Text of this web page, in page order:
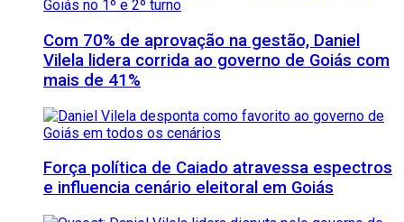
Com 70% de aprovação na gestão, Daniel
Vilela lidera corrida ao governo de Goiás com
mais de 41%
Força política de Caiado atravessa espectros
e influencia cenário eleitoral em Goiás